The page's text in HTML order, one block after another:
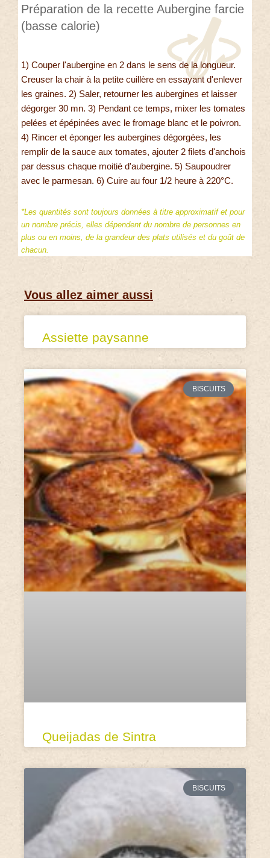
Préparation de la recette Aubergine farcie
(basse calorie)
1) Couper l'aubergine en 2 dans le sens de la longueur.
Creuser la chair à la petite cuillère en essayant d'enlever
les graines. 2) Saler, retourner les aubergines et laisser
dégorger 30 mn. 3) Pendant ce temps, mixer les tomates
pelées et épépinées avec le fromage blanc et le poivron.
4) Rincer et éponger les aubergines dégorgées, les
remplir de la sauce aux tomates, ajouter 2 filets d'anchois
par dessus chaque moitié d'aubergine. 5) Saupoudrer
avec le parmesan. 6) Cuire au four 1/2 heure à 220°C.
*Les quantités sont toujours données à titre approximatif et pour
un nombre précis, elles dépendent du nombre de personnes en
plus ou en moins, de la grandeur des plats utilisés et du goût de
chacun.
Vous allez aimer aussi
Assiette paysanne
BISCUITS
Queijadas de Sintra
BISCUITS